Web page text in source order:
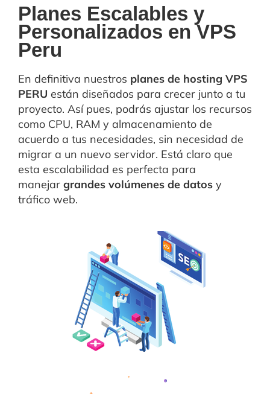
Planes Escalables y
Personalizados en VPS
Peru
En definitiva nuestros planes de hosting VPS
PERU están diseñados para crecer junto a tu
proyecto. Así pues, podrás ajustar los recursos
como CPU, RAM y almacenamiento de
acuerdo a tus necesidades, sin necesidad de
migrar a un nuevo servidor. Está claro que
esta escalabilidad es perfecta para
manejar grandes volúmenes de datos y
tráfico web.